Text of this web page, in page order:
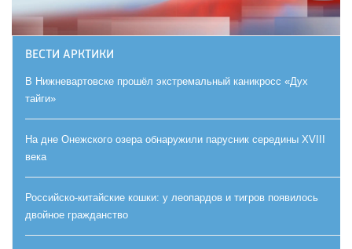
ВЕСТИ АРКТИКИ
В Нижневартовске прошёл экстремальный каникросс «Дух
тайги»
На дне Онежского озера обнаружили парусник середины XVIII
века
Российско-китайские кошки: у леопардов и тигров появилось
двойное гражданство